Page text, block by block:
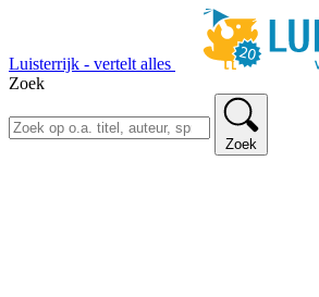
Luisterrijk - vertelt alles
Zoek
Zoek